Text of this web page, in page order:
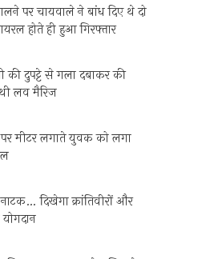
पर चायवाले ने बांध दिए थे दो
होते ही हुआ गिरफ्तार
की दुपट्टे से गला दबाकर की
लव मैरिज
मीटर लगाते युवक को लगा
दिखेगा क्रांतिवीरों और